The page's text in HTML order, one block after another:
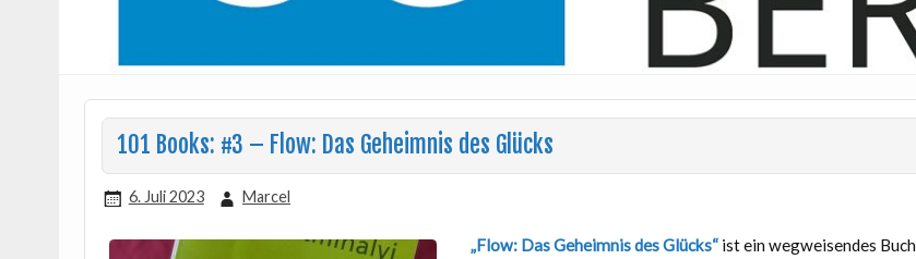
101 Books: #3 – Flow: Das Geheimnis des Glücks
6. Juli 2023 Marcel
„Flow: Das Geheimnis des Glücks“ist ein wegweisendes Buch